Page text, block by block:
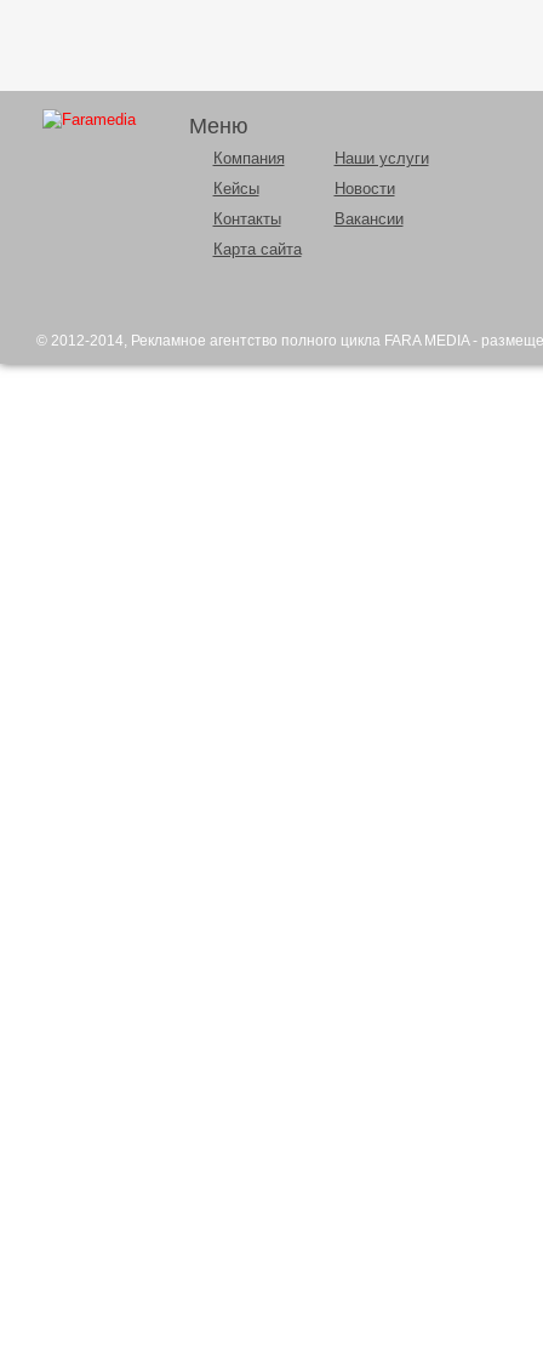
Меню
Компания
Наши услуги
Кейсы
Новости
Контакты
Вакансии
Карта сайта
© 2012-2014, Рекламное агентство полного цикла FARA MEDIA -